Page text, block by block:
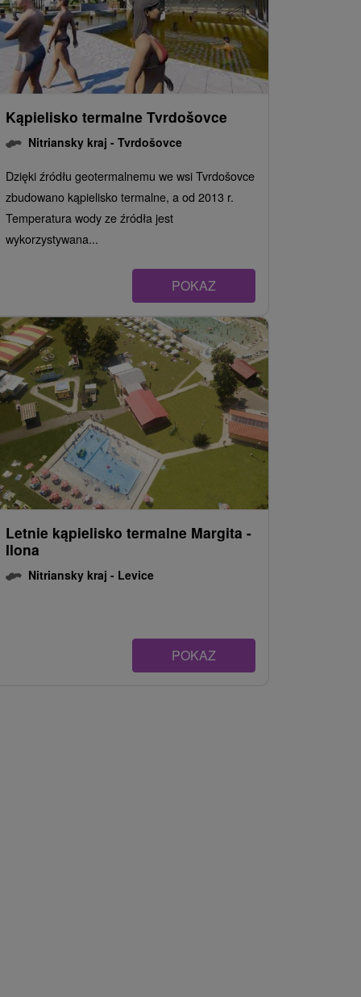
Kąpielisko termalne Tvrdošovce
Nitriansky kraj - Tvrdošovce
Dzięki źródłu geotermalnemu we wsi Tvrdošovce
zbudowano kąpielisko termalne, a od 2013 r.
Temperatura wody ze źródła jest
wykorzystywana...
POKAZ
Letnie kąpielisko termalne Margita -
Ilona
Nitriansky kraj - Levice
POKAZ